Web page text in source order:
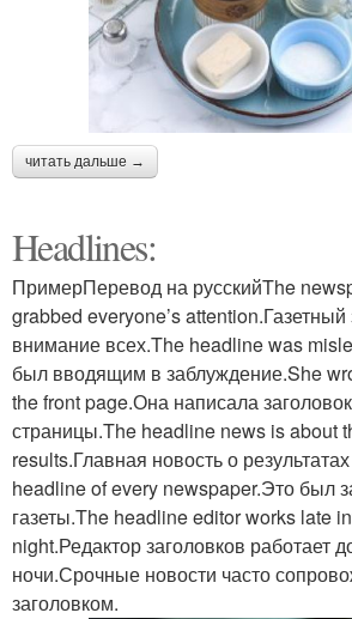
читать дальше →
Headlines:
ПримерПеревод на русскийThe
grabbed everyone’s attention.Газетный
внимание всех.The headline was
был вводящим в заблуждение.She
the front page.Она написала
страницы.The headline news is about
results.Главная новость о
headline of every newspaper.Это был
газеты.The headline editor works late
night.Редактор заголовков работает
ночи.Срочные новости часто
заголовком.